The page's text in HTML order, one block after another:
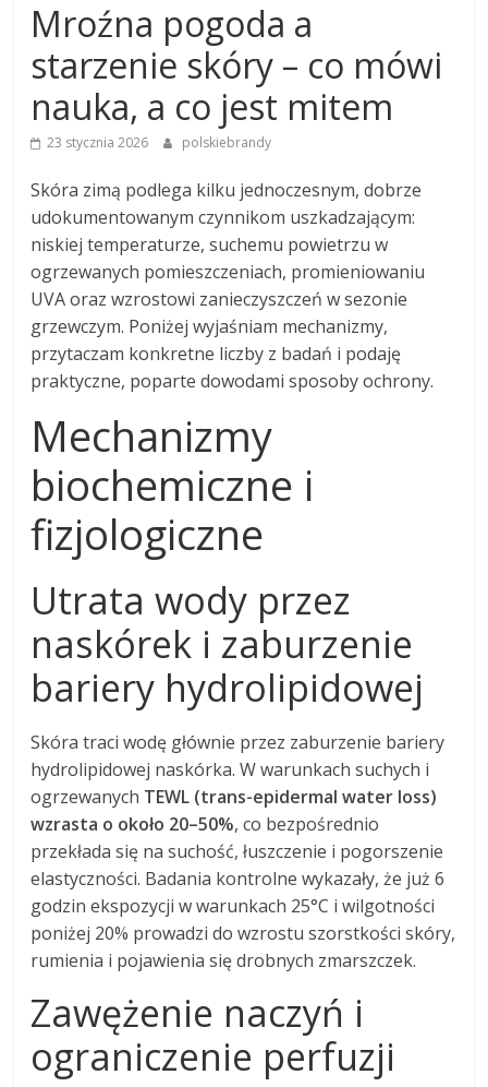
Mroźna pogoda a
starzenie skóry – co mówi
nauka, a co jest mitem
23 stycznia 2026 polskiebrandy
Skóra zimą podlega kilku jednoczesnym, dobrze
udokumentowanym czynnikom uszkadzającym:
niskiej temperaturze, suchemu powietrzu w
ogrzewanych pomieszczeniach, promieniowaniu
UVA oraz wzrostowi zanieczyszczeń w sezonie
grzewczym. Poniżej wyjaśniam mechanizmy,
przytaczam konkretne liczby z badań i podaję
praktyczne, poparte dowodami sposoby ochrony.
Mechanizmy
biochemiczne i
fizjologiczne
Utrata wody przez
naskórek i zaburzenie
bariery hydrolipidowej
Skóra traci wodę głównie przez zaburzenie bariery
hydrolipidowej naskórka. W warunkach suchych i
ogrzewanych TEWL (trans-epidermal water loss)
wzrasta o około 20–50%, co bezpośrednio
przekłada się na suchość, łuszczenie i pogorszenie
elastyczności. Badania kontrolne wykazały, że już 6
godzin ekspozycji w warunkach 25°C i wilgotności
poniżej 20% prowadzi do wzrostu szorstkości skóry,
rumienia i pojawienia się drobnych zmarszczek.
Zawężenie naczyń i
ograniczenie perfuzji